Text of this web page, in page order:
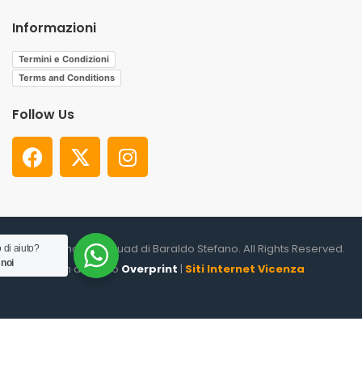
Informazioni
Termini e Condizioni
Terms and Conditions
Follow Us
© 2026. Shooter Squad di Baraldo Stefano. All Rights Reserved.
un altro sito Overprint | Siti Internet Vicenza
di aiuto?